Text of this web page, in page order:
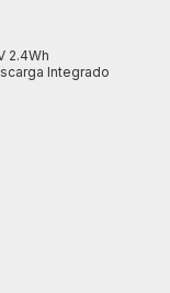
2.4Wh
Integrado